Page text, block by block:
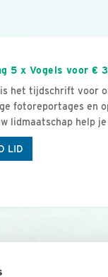
5 x Vogels voor €
het tijdschrift voor
fotoreportages en
lidmaatschap help
LID